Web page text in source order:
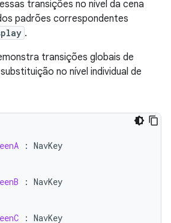
transições no nível da cena
padrões correspondentes
.
transições globais de
no nível individual de
: NavKey
: NavKey
: NavKey